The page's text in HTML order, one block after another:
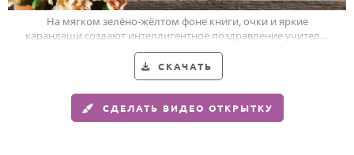
Маме
Папе
На мягком зелёно-жёлтом фоне книги, очки и яркие
карандаши создают интеллигентное поздравление учителю
мужчине.
СКАЧАТЬ
СДЕЛАТЬ ВИДЕО ОТКРЫТКУ